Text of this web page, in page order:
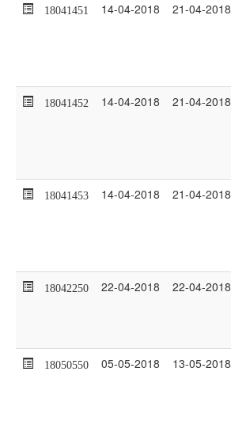
18041451 14-04-2018 21-04-2018
18041452 14-04-2018 21-04-2018
18041453 14-04-2018 21-04-2018
18042250 22-04-2018 22-04-2018
18050550 05-05-2018 13-05-2018